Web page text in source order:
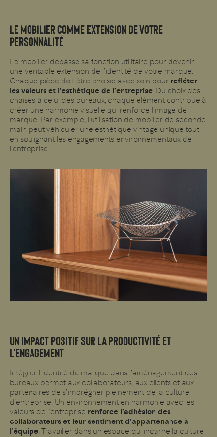
LE MOBILIER COMME EXTENSION DE VOTRE
PERSONNALITÉ
Le mobilier dépasse sa fonction utilitaire pour devenir
une véritable extension de l’identité de votre marque.
Chaque pièce doit être choisie avec soin pour refléter
les valeurs et l’esthétique de l’entreprise. Du choix des
chaises à celui des bureaux, chaque élément contribue à
créer une harmonie visuelle qui renforce l’image de
marque. Par exemple, l’utilisation de mobilier de seconde
main peut véhiculer une esthétique vintage unique tout
en soulignant les engagements environnementaux de
l’entreprise.
UN IMPACT POSITIF SUR LA PRODUCTIVITÉ ET
L'ENGAGEMENT
Intégrer l’identité de marque dans l’aménagement des
bureaux permet aux collaborateurs, aux clients et aux
partenaires de s’imprégner pleinement de la culture
d’entreprise. Un environnement en harmonie avec les
valeurs de l’entreprise renforce l’adhésion des
collaborateurs et leur sentiment d’appartenance à
l’équipe. Travailler dans un espace qui incarne la culture